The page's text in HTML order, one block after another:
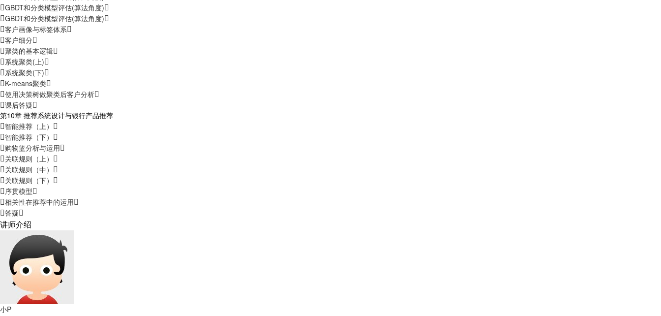
GBDT和分类模型评估(算法角度)
GBDT和分类模型评估(算法角度)
客户画像与标签体系
客户细分
聚类的基本逻辑
系统聚类(上)
系统聚类(下)
K-means聚类
使用决策树做聚类后客户分析
课后答疑
第10章 推荐系统设计与银行产品推荐
智能推荐（上）
智能推荐（下）
购物篮分析与运用
关联规则（上）
关联规则（中）
关联规则（下）
序贯模型
相关性在推荐中的运用
答疑
讲师介绍
小P